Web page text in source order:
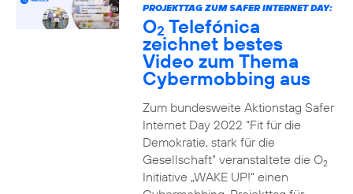
PROJEKTTAG ZUM SAFER INTERNET DAY:
O2 Telefónica
zeichnet bestes
Video zum Thema
Cybermobbing aus
Zum bundesweite Aktionstag Safer
Internet Day 2022 “Fit für die
Demokratie, stark für die
Gesellschaft” veranstaltete die O2
Initiative „WAKE UP!“ einen